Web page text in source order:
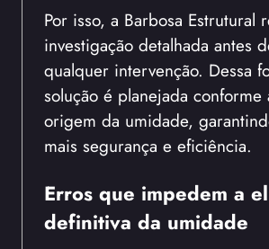
Por isso, a Barbosa Estrutural
investigação detalhada antes
qualquer intervenção. Dessa
solução é planejada
origem da umidade,
mais segurança e eficiência.
Erros que impedem a
definitiva da umidade